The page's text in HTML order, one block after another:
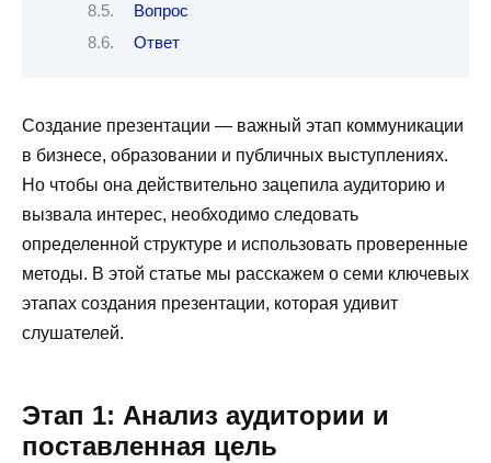
Вопрос
Ответ
Создание презентации — важный этап коммуникации
в бизнесе, образовании и публичных выступлениях.
Но чтобы она действительно зацепила аудиторию и
вызвала интерес, необходимо следовать
определенной структуре и использовать проверенные
методы. В этой статье мы расскажем о семи ключевых
этапах создания презентации, которая удивит
слушателей.
Этап 1: Анализ аудитории и
поставленная цель